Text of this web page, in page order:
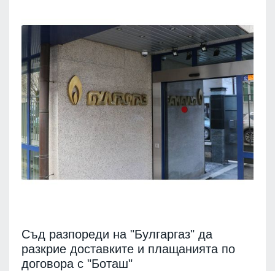
Съд разпореди на "Булгаргаз" да
разкрие доставките и плащанията по
договора с "Боташ"